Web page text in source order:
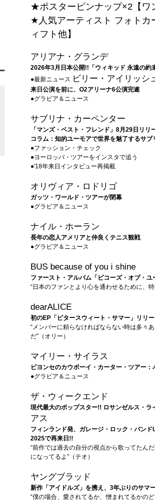
★ポスターピンナップ×2【ワ
★人気アーティスト フォトカ
ィフト他】
アリアナ・グランデ
2026年3月日本公開!!「ウィキッド 永遠の約
●最新ニュース ビリー・アイリッシ
来日公演を前に、O2アリーナ6公演完遂
●グラビア＆ニュース
サブリナ・カーペンター
「マンズ・ベスト・フレンド」8月29日リリ
コラム：知的ユーモアで世界を魅了するサブ
●ファッション・チェック
●ヨーロッパ・ツアーをインスタで追う
●'18年来日インタビュー再掲載
オリヴィア・ロドリゴ
ガッツ・ワールド・ツアーが閉幕
●グラビア＆ニュース
ナイル・ホーラン
長年の恋人アメリアと仲良くテニス観戦
●グラビア＆ニュース
BUS because of you i shine
ファースト・アルバム「ビコーズ・オブ・
“日本のファンとより心を通わせるために、
dearALICE
初のEP「ビタースウィート・サマー」リリ
“メンバーに頼らなければならない時は多々
だ”（オリー）
マイリー・サイラス
ビヨンセのカウボーイ・カーター・ツアー
●グラビア＆ニュース
ザ・ウィークエンド
現代最大のポップスター!! ロサンゼルス・ラ
アス
フィンランド発、ガレージ・ロック・バン
2025で再来日!!
“前作では過去の自分の視点から歌ってたん
になってるよ”（テオ）
ヤングブラッド
新作「アイドルズ」を携え、3年ぶりのサマ
“僕の場合、愛されてるか、憎まれてるかの